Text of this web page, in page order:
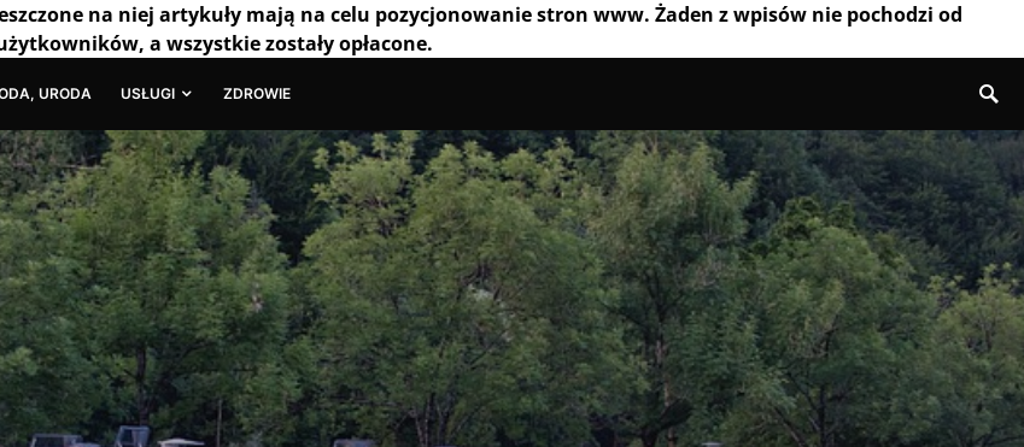
na niej artykuły mają na celu pozycjonowanie stron www. Żaden z wpisów nie pochodzi od
a wszystkie zostały opłacone.
URODA USŁUGI ZDROWIE